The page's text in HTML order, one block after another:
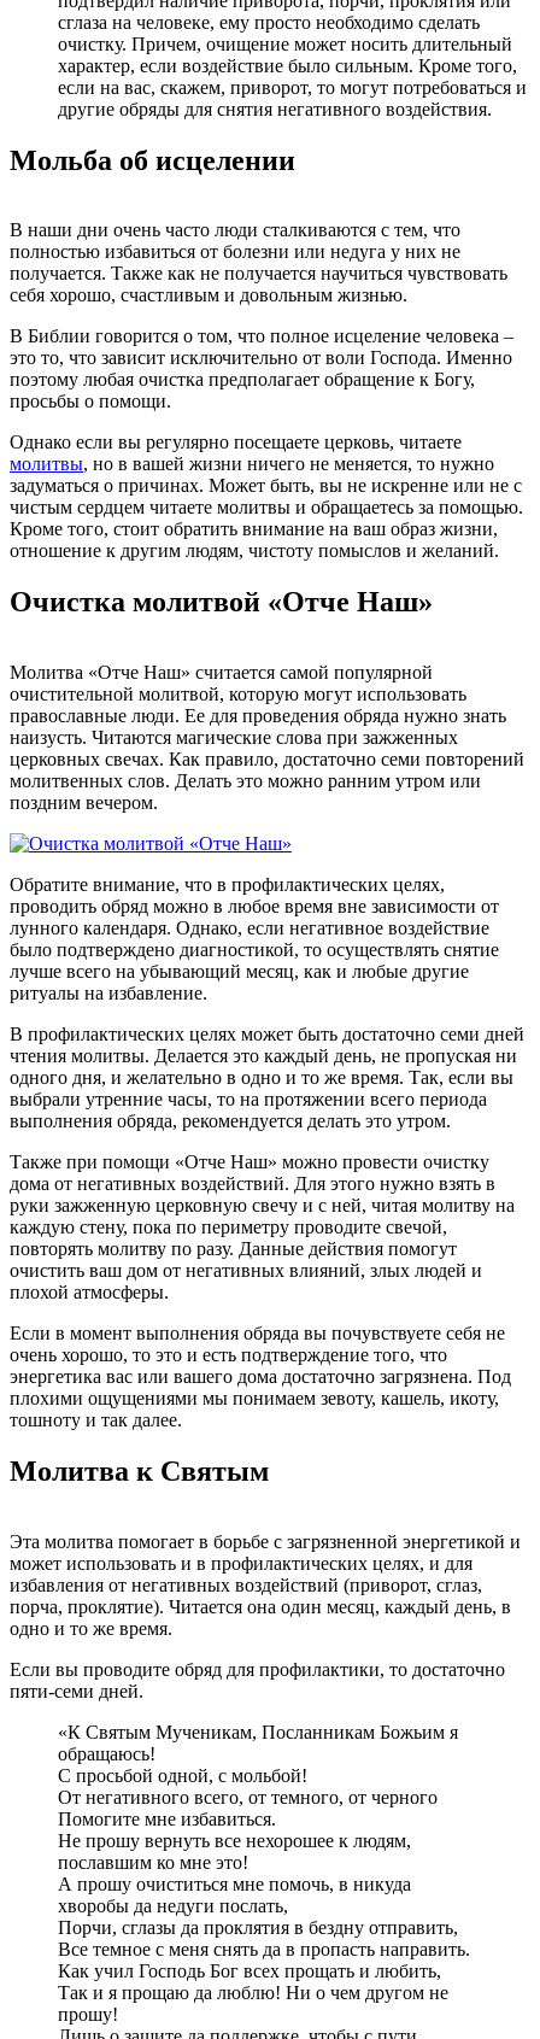
сглаза на человеке, ему просто необходимо сделать
очистку. Причем, очищение может носить длительный
характер, если воздействие было сильным. Кроме того,
если на вас, скажем, приворот, то могут потребоваться и
другие обряды для снятия негативного воздействия.
Мольба об исцелении
В наши дни очень часто люди сталкиваются с тем, что
полностью избавиться от болезни или недуга у них не
получается. Также как не получается научиться чувствовать
себя хорошо, счастливым и довольным жизнью.
В Библии говорится о том, что полное исцеление человека –
это то, что зависит исключительно от воли Господа. Именно
поэтому любая очистка предполагает обращение к Богу,
просьбы о помощи.
Однако если вы регулярно посещаете церковь, читаете
молитвы, но в вашей жизни ничего не меняется, то нужно
задуматься о причинах. Может быть, вы не искренне или не с
чистым сердцем читаете молитвы и обращаетесь за помощью.
Кроме того, стоит обратить внимание на ваш образ жизни,
отношение к другим людям, чистоту помыслов и желаний.
Очистка молитвой «Отче Наш»
Молитва «Отче Наш» считается самой популярной
очистительной молитвой, которую могут использовать
православные люди. Ее для проведения обряда нужно знать
наизусть. Читаются магические слова при зажженных
церковных свечах. Как правило, достаточно семи повторений
молитвенных слов. Делать это можно ранним утром или
поздним вечером.
Обратите внимание, что в профилактических целях,
проводить обряд можно в любое время вне зависимости от
лунного календаря. Однако, если негативное воздействие
было подтверждено диагностикой, то осуществлять снятие
лучше всего на убывающий месяц, как и любые другие
ритуалы на избавление.
В профилактических целях может быть достаточно семи дней
чтения молитвы. Делается это каждый день, не пропуская ни
одного дня, и желательно в одно и то же время. Так, если вы
выбрали утренние часы, то на протяжении всего периода
выполнения обряда, рекомендуется делать это утром.
Также при помощи «Отче Наш» можно провести очистку
дома от негативных воздействий. Для этого нужно взять в
руки зажженную церковную свечу и с ней, читая молитву на
каждую стену, пока по периметру проводите свечой,
повторять молитву по разу. Данные действия помогут
очистить ваш дом от негативных влияний, злых людей и
плохой атмосферы.
Если в момент выполнения обряда вы почувствуете себя не
очень хорошо, то это и есть подтверждение того, что
энергетика вас или вашего дома достаточно загрязнена. Под
плохими ощущениями мы понимаем зевоту, кашель, икоту,
тошноту и так далее.
Молитва к Святым
Эта молитва помогает в борьбе с загрязненной энергетикой и
может использовать и в профилактических целях, и для
избавления от негативных воздействий (приворот, сглаз,
порча, проклятие). Читается она один месяц, каждый день, в
одно и то же время.
Если вы проводите обряд для профилактики, то достаточно
пяти-семи дней.
«К Святым Мученикам, Посланникам Божьим я
обращаюсь!
С просьбой одной, с мольбой!
От негативного всего, от темного, от черного
Помогите мне избавиться.
Не прошу вернуть все нехорошее к людям,
пославшим ко мне это!
А прошу очиститься мне помочь, в никуда
хворобы да недуги послать,
Порчи, сглазы да проклятия в бездну отправить,
Все темное с меня снять да в пропасть направить.
Как учил Господь Бог всех прощать и любить,
Так и я прощаю да люблю! Ни о чем другом не
прошу!